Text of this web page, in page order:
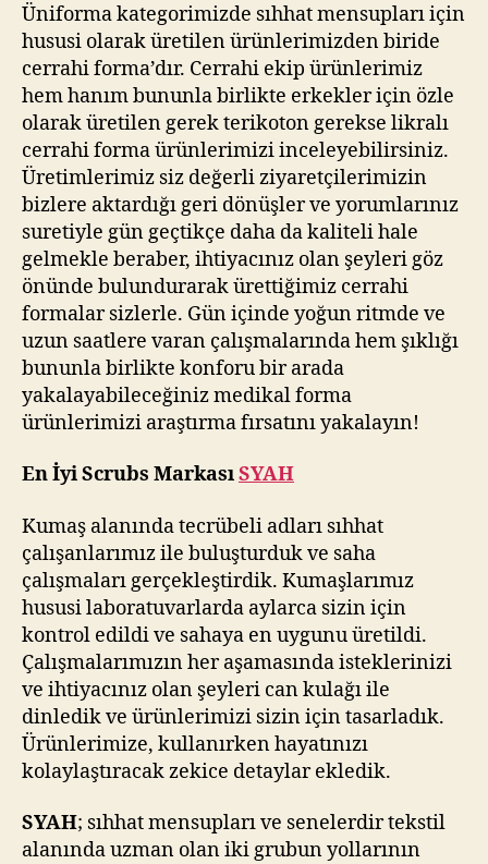
Üniforma kategorimizde sıhhat mensupları için
hususi olarak üretilen ürünlerimizden biride
cerrahi forma’dır. Cerrahi ekip ürünlerimiz
hem hanım bununla birlikte erkekler için özle
olarak üretilen gerek terikoton gerekse likralı
cerrahi forma ürünlerimizi inceleyebilirsiniz.
Üretimlerimiz siz değerli ziyaretçilerimizin
bizlere aktardığı geri dönüşler ve yorumlarınız
suretiyle gün geçtikçe daha da kaliteli hale
gelmekle beraber, ihtiyacınız olan şeyleri göz
önünde bulundurarak ürettiğimiz cerrahi
formalar sizlerle. Gün içinde yoğun ritmde ve
uzun saatlere varan çalışmalarında hem şıklığı
bununla birlikte konforu bir arada
yakalayabileceğiniz medikal forma
ürünlerimizi araştırma fırsatını yakalayın!
En İyi Scrubs MarkasıSYAH
Kumaş alanında tecrübeli adları sıhhat
çalışanlarımız ile buluşturduk ve saha
çalışmaları gerçekleştirdik. Kumaşlarımız
hususi laboratuvarlarda aylarca sizin için
kontrol edildi ve sahaya en uygunu üretildi.
Çalışmalarımızın her aşamasında isteklerinizi
ve ihtiyacınız olan şeyleri can kulağı ile
dinledik ve ürünlerimizi sizin için tasarladık.
Ürünlerimize, kullanırken hayatınızı
kolaylaştıracak zekice detaylar ekledik.
SYAH; sıhhat mensupları ve senelerdir tekstil
alanında uzman olan iki grubun yollarının